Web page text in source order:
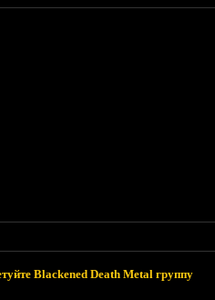
Blackened Death Metal группу